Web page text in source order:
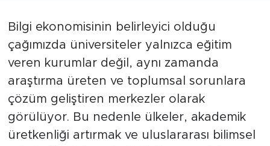
Bilgi ekonomisinin belirleyici olduğu
çağımızda üniversiteler yalnızca eğitim
veren kurumlar değil, aynı zamanda
araştırma üreten ve toplumsal sorunlara
çözüm geliştiren merkezler olarak
görülüyor. Bu nedenle ülkeler, akademik
üretkenliği artırmak ve uluslararası bilimsel